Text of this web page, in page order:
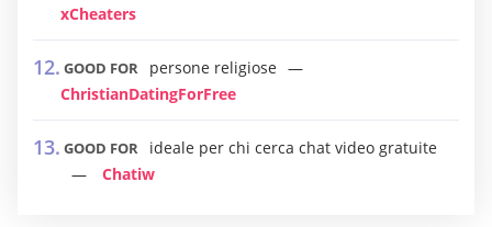
xCheaters
GOOD FOR
persone religiose
ChristianDatingForFree
GOOD FOR
ideale per chi cerca chat video gratuite
Chatiw